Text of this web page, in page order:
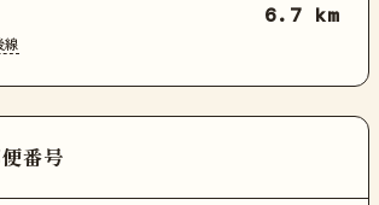
線
6.7 km
番号